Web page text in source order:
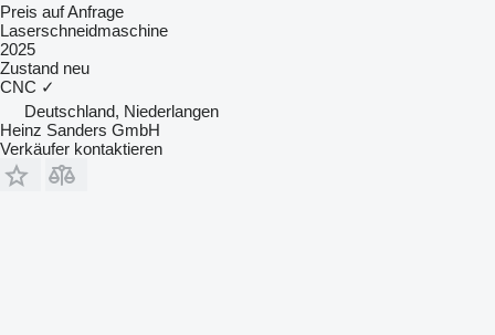
Preis auf Anfrage
Laserschneidmaschine
2025
Zustand neu
CNC ✓
Deutschland, Niederlangen
Heinz Sanders GmbH
Verkäufer kontaktieren